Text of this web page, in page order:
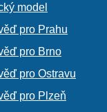
model
pro Prahu
pro Brno
pro Ostravu
pro Plzeň